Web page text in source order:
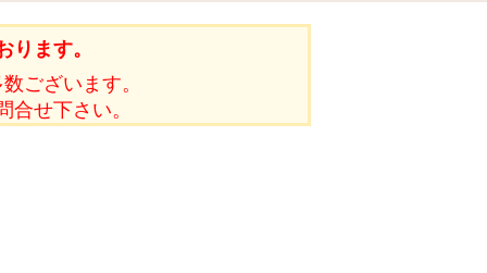
ります。
ございます。
合せ下さい。